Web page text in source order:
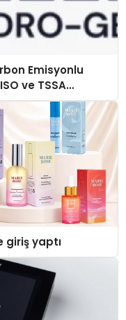
Emisyonlu
ve TSSA
giriş yaptı